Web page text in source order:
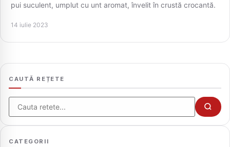
pui suculent, umplut cu unt aromat, învelit în crustă crocantă.
14 iulie 2023
CAUTĂ REȚETE
Cauta
CATEGORII